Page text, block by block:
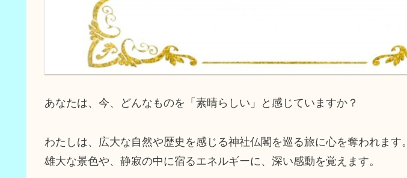
あなたは、今、どんなものを「素晴らしい」と感じていますか？
わたしは、広大な自然や歴史を感じる神社仏閣を巡る旅に心を奪われます。
雄大な景色や、静寂の中に宿るエネルギーに、深い感動を覚えます。